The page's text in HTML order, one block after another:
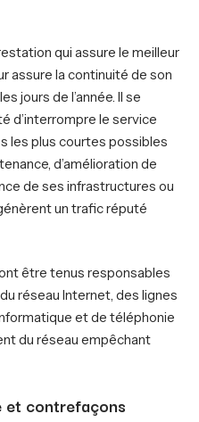
qui assure le meilleur
assure la continuité de son
jours de l’année. Il se
d’interrompre le service
les plus courtes possibles
d’amélioration de
de ses infrastructures ou
un trafic réputé
être tenus responsables
réseau Internet, des lignes
et de téléphonie
du réseau empêchant
et contrefaçons